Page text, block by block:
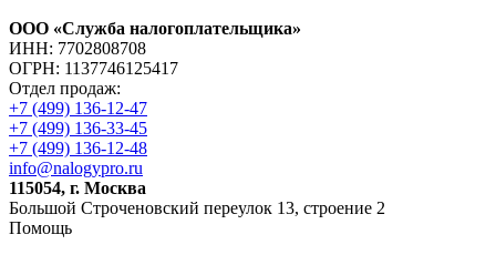
ООО «Служба налогоплательщика»
ИНН: 7702808708
ОГРН: 1137746125417
Отдел продаж:
+7 (499) 136-12-47
+7 (499) 136-33-45
+7 (499) 136-12-48
info@nalogypro.ru
115054, г. Москва
Большой Строченовский переулок 13, строение 2
Помощь